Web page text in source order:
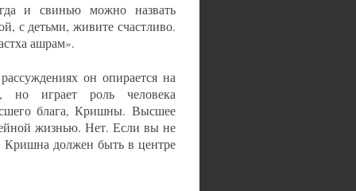
и свинью можно назвать
с детьми, живите счастливо.
ашрам».
он опирается на
но играет роль человека
блага, Кришны. Высшее
жизнью. Нет. Если вы не
Кришна должен быть в центре